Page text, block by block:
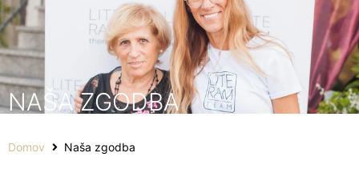
NAŠA ZGODBA
Domov Naša zgodba